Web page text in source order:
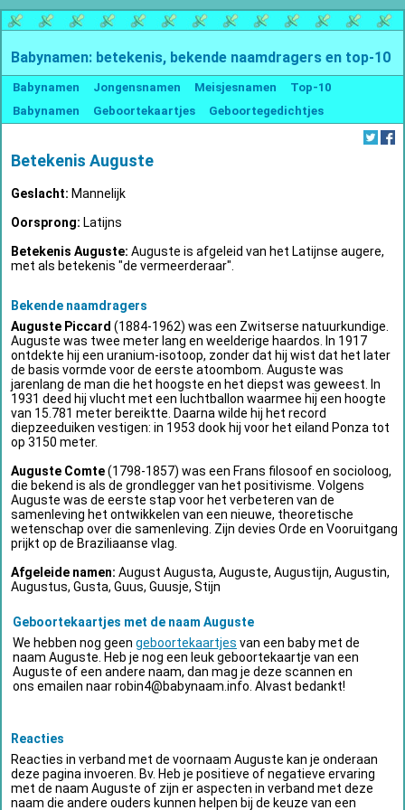
Babynamen: betekenis, bekende naamdragers en top-10
Babynamen Jongensnamen Meisjesnamen
Top-10
Babynamen
Geboortekaartjes Geboortegedichtjes
Betekenis Auguste
Geslacht: Mannelijk
Oorsprong: Latijns
Betekenis Auguste: Auguste is afgeleid van het Latijnse augere,
met als betekenis "de vermeerderaar".
Bekende naamdragers
Auguste Piccard (1884-1962) was een Zwitserse natuurkundige.
Auguste was twee meter lang en weelderige haardos. In 1917
ontdekte hij een uranium-isotoop, zonder dat hij wist dat het later
de basis vormde voor de eerste atoombom. Auguste was
jarenlang de man die het hoogste en het diepst was geweest. In
1931 deed hij vlucht met een luchtballon waarmee hij een hoogte
van 15.781 meter bereiktte. Daarna wilde hij het record
diepzeeduiken vestigen: in 1953 dook hij voor het eiland Ponza tot
op 3150 meter.
Auguste Comte(1798-1857) was een Frans filosoof en socioloog,
die bekend is als de grondlegger van het positivisme. Volgens
Auguste was de eerste stap voor het verbeteren van de
samenleving het ontwikkelen van een nieuwe, theoretische
wetenschap over die samenleving. Zijn devies Orde en Vooruitgang
prijkt op de Braziliaanse vlag.
Afgeleide namen: August Augusta, Auguste, Augustijn, Augustin,
Augustus, Gusta, Guus, Guusje, Stijn
Geboortekaartjes met de naam Auguste
We hebben nog geen geboortekaartjes van een baby met de
naam Auguste. Heb je nog een leuk geboortekaartje van een
Auguste of een andere naam, dan mag je deze scannen en
ons emailen naarrobin4@babynaam.info . Alvast bedankt!
Reacties
Reacties in verband met de voornaam Auguste kan je onderaan
deze pagina invoeren. Bv. Heb je positieve of negatieve ervaring
met de naam Auguste of zijn er aspecten in verband met deze
naam die andere ouders kunnen helpen bij de keuze van een